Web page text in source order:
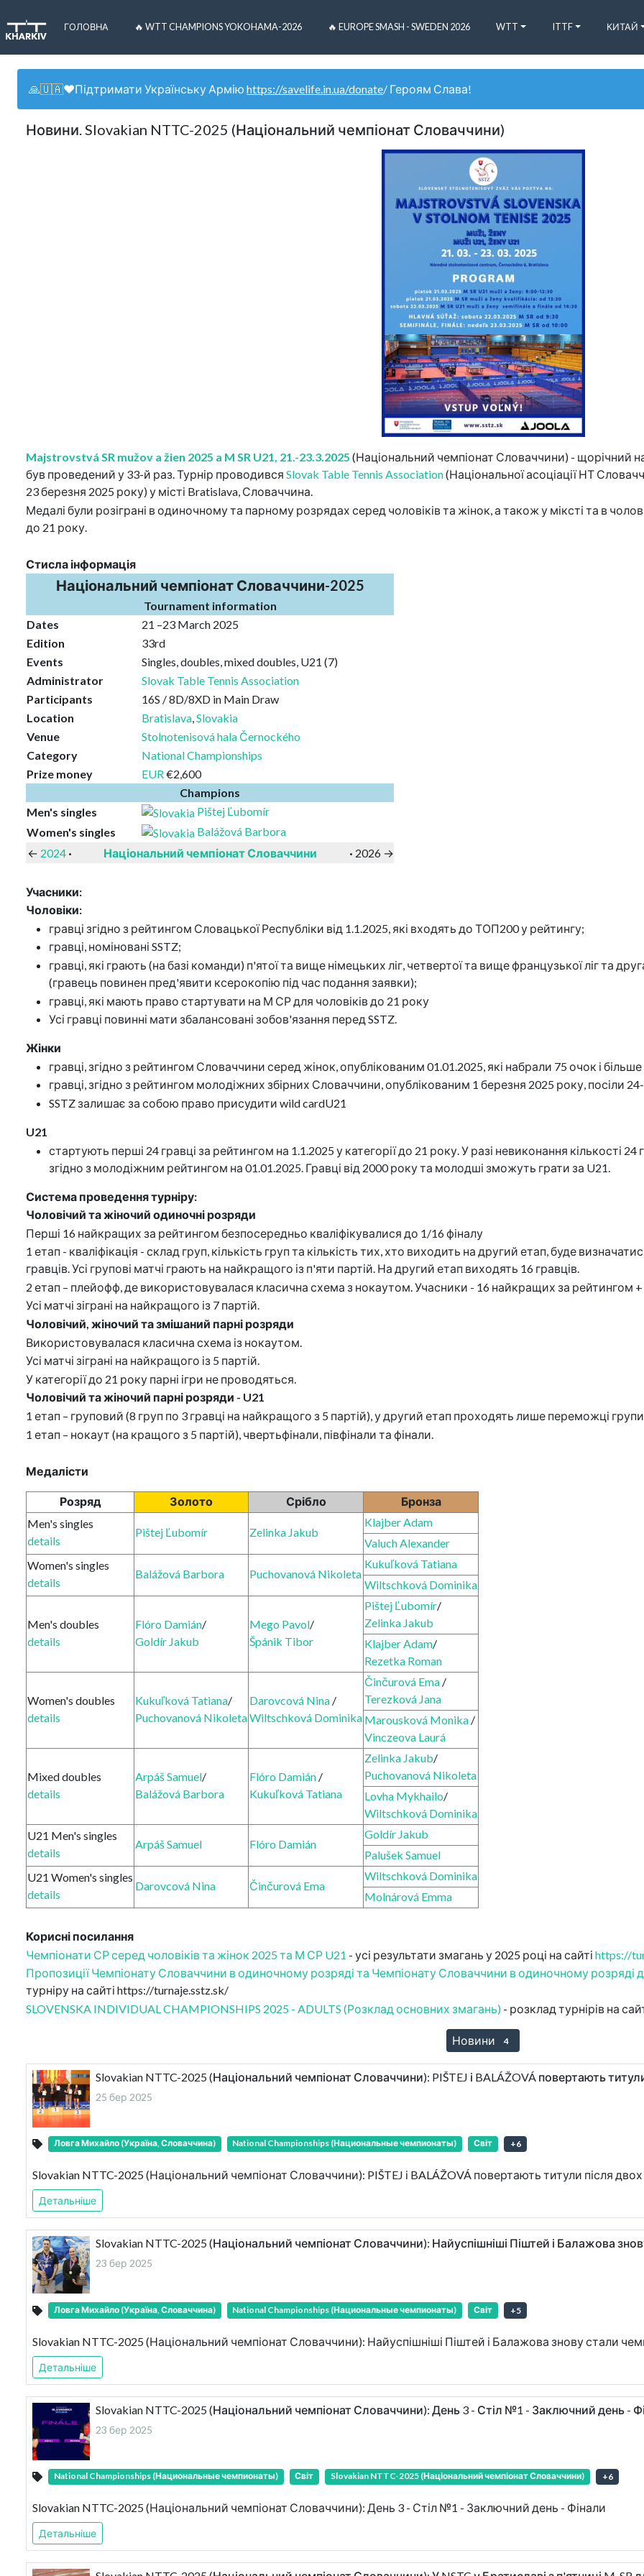
ГОЛОВНА 🔥 WTT CHAMPIONS YOKOHAMA-2026 🔥 EUROPE SMASH - SWEDEN 2026 WTT ITTF КИТАЙ
🙏🇺🇦❤️Підтримати Українську Армію https://savelife.in.ua/donate/ Героям Слава!
Новини. Slovakian NTTC-2025 (Національний чемпіонат Словаччини)
Majstrovstvá SR mužov a žien 2025 a M SR U21, 21.-23.3.2025 (Національний чемпіонат Словаччини) - щорічний
був проведений у 33-й раз. Турнір проводився Slovak Table Tennis Association(Національної асоціації НТ
23 березня 2025 року) у місті Bratislava, Словаччина.
Медалі були розіграні в одиночному та парному розрядах серед чоловіків та жінок, а також у міксті та в
до 21 року.
Стисла інформація
Національний чемпіонат Словаччини-2025
Tournament information
Dates
21 –23 March 2025
Edition
33rd
Events
Singles, doubles, mixed doubles, U21 (7)
Administrator
Slovak Table Tennis Association
Participants
16S / 8D/8XD in Main Draw
Location
Bratislava,Slovakia
Venue
Stolnotenisová hala Černockého
Category
National Championships
Prize money
EUR€2,600
Champions
Men's singles
Pištej Ľubomír
Women's singles
Balážová Barbora
← 2024 · Національний чемпіонат Словаччини · 2026 →
Учасники:
Чоловіки:
гравці згідно з рейтингом Словацької Республіки від 1.1.2025, які входять до ТОП200 у рейтингу;
гравці, номіновані SSTZ;
гравці, які грають (на базі команди) п'ятої та вище німецьких ліг, четвертої та вище французької ліг та
(гравець повинен пред'явити ксерокопію під час подання заявки);
гравці, які мають право стартувати на М СР для чоловіків до 21 року
Усі гравці повинні мати збалансовані зобов'язання перед SSTZ.
Жінки
гравці, згідно з рейтингом Словаччини серед жінок, опублікованим 01.01.2025, які набрали 75 очок і більше
гравці, згідно з рейтингом молодіжних збірних Словаччини, опублікованим 1 березня 2025 року, посіли
SSTZ залишає за собою право присудити wild cardU21
U21
стартують перші 24 гравці за рейтингом на 1.1.2025 у категорії до 21 року. У разі невиконання кількості
згідно з молодіжним рейтингом на 01.01.2025. Гравці від 2000 року та молодші зможуть грати за U21.
Система проведення турніру:
Чоловічий та жіночий одиночні розряди
Перші 16 найкращих за рейтингом безпосередньо кваліфікувалися до 1/16 фіналу
1 етап - кваліфікація - склад груп, кількість груп та кількість тих, хто виходить на другий етап, буде
гравців. Усі групові матчі грають на найкращого із п'яти партій. На другий етап виходять 16 гравців.
2 етап – плейофф, де використовувалася класична схема з нокаутом. Учасники - 16 найкращих за рейтингом + 16
Усі матчі зіграні на найкращого із 7 партій.
Чоловічий, жіночий та змішаний парні розряди
Використовувалася класична схема із нокаутом.
Усі матчі зіграні на найкращого із 5 партій.
У категорії до 21 року парні ігри не проводяться.
Чоловічий та жіночий парні розряди - U21
1 етап – груповий (8 груп по 3 гравці на найкращого з 5 партій), у другий етап проходять лише переможці
1 етап – нокаут (на кращого з 5 партій), чвертьфінали, півфінали та фінали.
Медалісти
Розряд Золото Срібло
Бронза
Men's singles
details
Pištej Ľubomír Zelinka Jakub
Klajber Adam
Valuch Alexander
Women's singles
details
Balážová Barbora Puchovanová Nikoleta
Kukuľková Tatiana
Wiltschková Dominika
Men's doubles
details
Flóro Damián/
Goldír Jakub
Mego Pavol/
Špánik Tibor
Pištej Ľubomír/
Zelinka Jakub
Klajber Adam/
Rezetka Roman
Women's doubles
details
Kukuľková Tatiana/
Puchovanová Nikoleta
Darovcová Nina /
Wiltschková Dominika
Činčurová Ema /
Terezková Jana
Marousková Monika /
Vinczeova Laurá
Mixed doubles
details
Arpáš Samuel/
Balážová Barbora
Flóro Damián /
Kukuľková Tatiana
Zelinka Jakub/
Puchovanová Nikoleta
Lovha Mykhailo/
Wiltschková Dominika
U21 Men's singles
details
Arpáš Samuel Flóro Damián
Goldír Jakub
Palušek Samuel
U21 Women's singles
details
Darovcová Nina Činčurová Ema
Wiltschková Dominika
Molnárová Emma
Корисні посилання
Чемпіонати СР серед чоловіків та жінок 2025 та М СР U21 - усі результати змагань у 2025 році на сайті https://
Пропозиції Чемпіонату Словаччини в одиночному розряді та Чемпіонату Словаччини в одиночному розряді
турніру на сайті https://turnaje.sstz.sk/
SLOVENSKA INDIVIDUAL CHAMPIONSHIPS 2025 - ADULTS (Розклад основних змагань) - розклад турнірів на
Новини 4
Slovakian NTTC-2025 (Національний чемпіонат Словаччини): PIŠTEJ і BALÁŽOVÁ повертають
25 бер 2025
Ловга Михайло (Україна, Словаччина) National Championships (Национальные чемпионаты) Світ +6
Slovakian NTTC-2025 (Національний чемпіонат Словаччини): PIŠTEJ і BALÁŽOVÁ повертають титули після двох
Детальніше
Slovakian NTTC-2025 (Національний чемпіонат Словаччини): Найуспішніші Піштей і Балажова
23 бер 2025
Ловга Михайло (Україна, Словаччина) National Championships (Национальные чемпионаты) Світ +5
Slovakian NTTC-2025 (Національний чемпіонат Словаччини): Найуспішніші Піштей і Балажова знову стали
Детальніше
Slovakian NTTC-2025 (Національний чемпіонат Словаччини): День 3 - Стіл №1 - Заключний день -
23 бер 2025
National Championships (Национальные чемпионаты) Світ Slovakian NTTC-2025 (Національний чемпіонат Словаччини) +6
Slovakian NTTC-2025 (Національний чемпіонат Словаччини): День 3 - Стіл №1 - Заключний день - Фінали
Детальніше